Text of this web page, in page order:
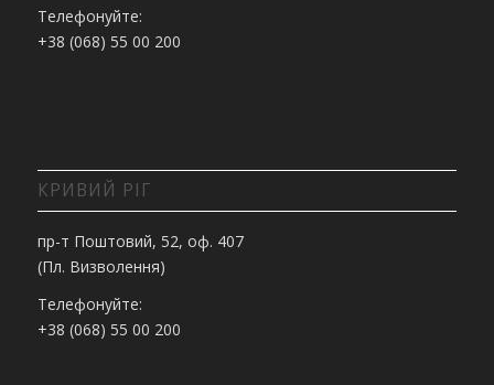
Телефонуйте:
+38 (068) 55 00 200
КРИВИЙ РІГ
пр-т Поштовий, 52, оф. 407
(Пл. Визволення)
Телефонуйте:
+38 (068) 55 00 200